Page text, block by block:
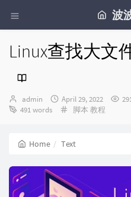
波
Linux查找大文
Author：
admin
发
布
April 29, 2022
491 words
Categories：
脚本 教程
Home Text